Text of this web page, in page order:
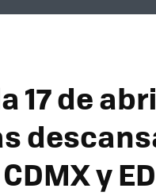
17 de
y